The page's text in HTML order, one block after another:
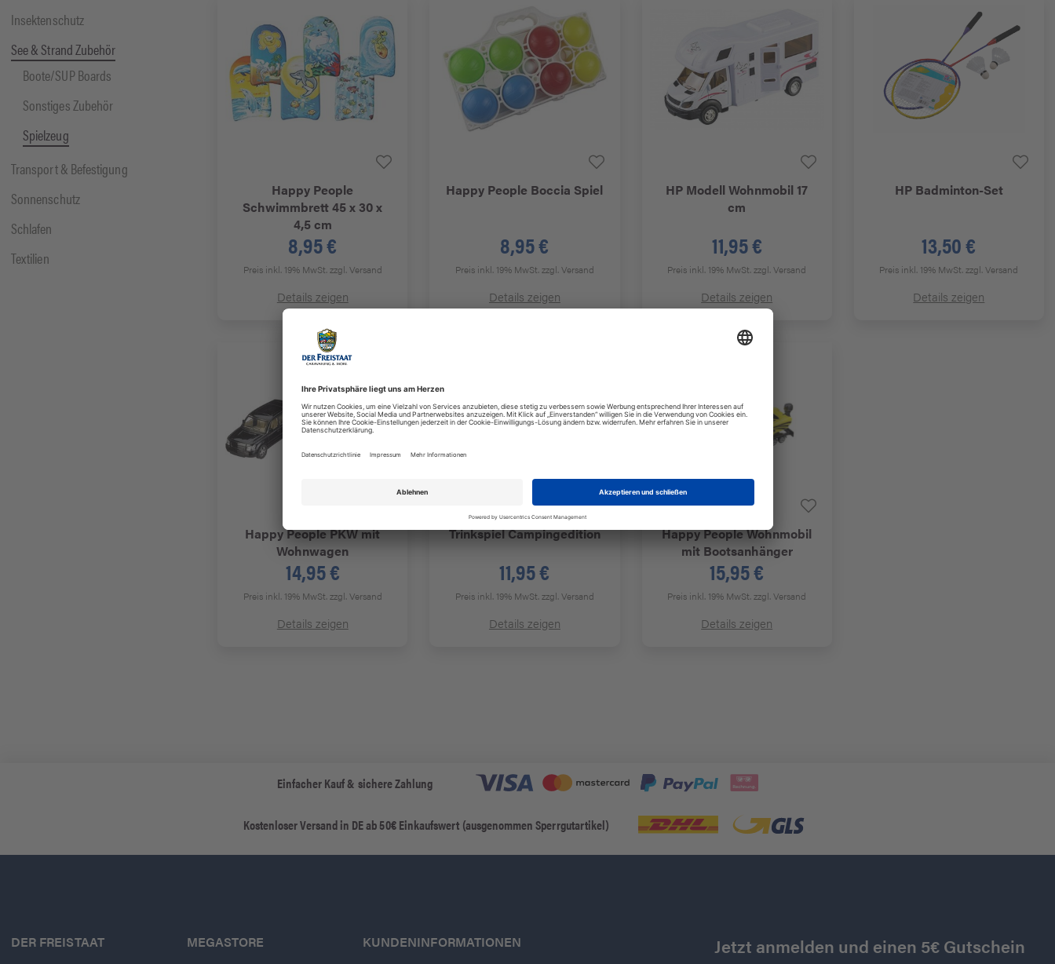
Insektenschutz
See & Strand Zubehör
Boote/SUP Boards
Sonstiges Zubehör
Spielzeug
Transport & Befestigung
Sonnenschutz
Schlafen
Textilien
Happy People
Schwimmbrett 45 x 30 x
4,5 cm
8,95 €
Preis inkl. 19% MwSt.zzgl. Versand
Details zeigen
Happy People Boccia Spiel
8,95 €
Preis inkl. 19% MwSt.zzgl. Versand
Details zeigen
HP Modell Wohnmobil 17
cm
11,95 €
Preis inkl. 19% MwSt.zzgl. Versand
Details zeigen
HPBadminton-Set
13,50 €
Preis inkl. 19% MwSt.zzgl. Versand
Details zeigen
Happy PeoplePKW mit
Wohnwagen
14,95 €
Preis inkl. 19% MwSt.zzgl. Versand
Details zeigen
Trinkspiel Campingedition
11,95 €
Preis inkl. 19% MwSt.zzgl. Versand
Details zeigen
Happy PeopleWohnmobil
mit Bootsanhänger
15,95 €
Preis inkl. 19% MwSt.zzgl. Versand
Details zeigen
Einfacher Kauf & sichere Zahlung
Kostenloser Versand in DE ab 50€ Einkaufswert (ausgenommen Sperrgutartikel)
DER FREISTAAT MEGASTORE KUNDENINFORMATIONEN
Jetzt anmelden und einen 5€ Gutschein